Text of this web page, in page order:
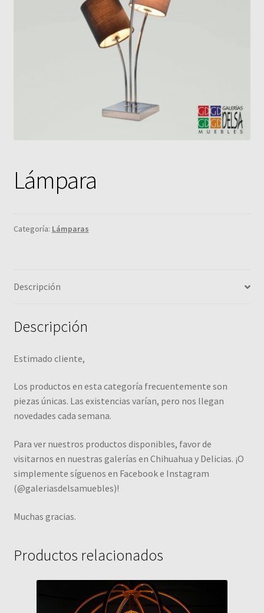
Lámpara
Categoría: Lámparas
Descripción
Descripción
Estimado cliente,
Los productos en esta categoría frecuentemente son
piezas únicas. Las existencias varían, pero nos llegan
novedades cada semana.
Para ver nuestros productos disponibles, favor de
visitarnos en nuestras galerías en Chihuahua y Delicias. ¡O
simplemente síguenos en Facebook e Instagram
(@galeriasdelsamuebles)!
Muchas gracias.
Productos relacionados